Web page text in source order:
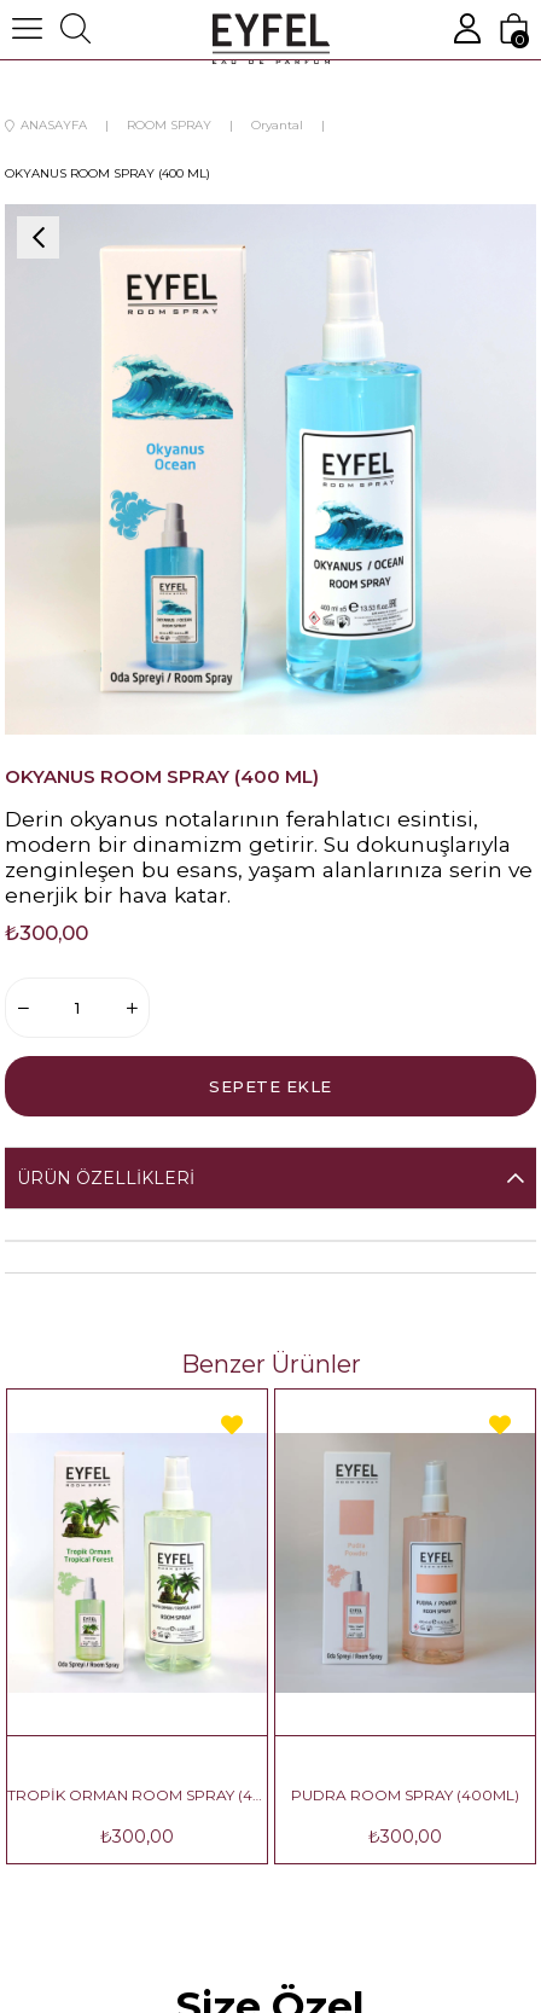
0
ANASAYFA ROOM SPRAY Oryantal
OKYANUS ROOM SPRAY (400 ML)
OKYANUS ROOM SPRAY (400 ML)
Derin okyanus notalarının ferahlatıcı esintisi,
modern bir dinamizm getirir. Su dokunuşlarıyla
zenginleşen bu esans, yaşam alanlarınıza serin ve
enerjik bir hava katar.
₺300,00
ÜRÜN ÖZELLIKLERI
Benzer Ürünler
TROPİK ORMAN ROOM SPRAY (400ML)
₺300,00
PUDRA ROOM SPRAY (400ML)
₺300,00